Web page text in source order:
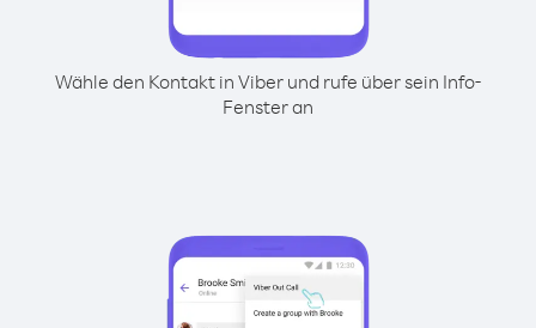
Wähle den Kontakt in Viber und rufe über sein Info-
Fenster an